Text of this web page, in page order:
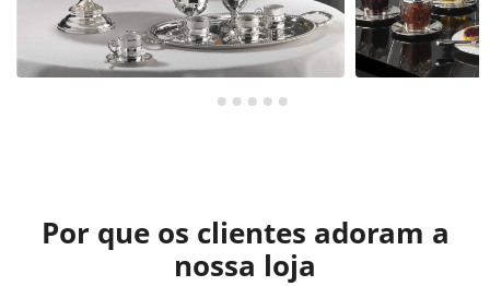
Por que os clientes adoram a
nossa loja